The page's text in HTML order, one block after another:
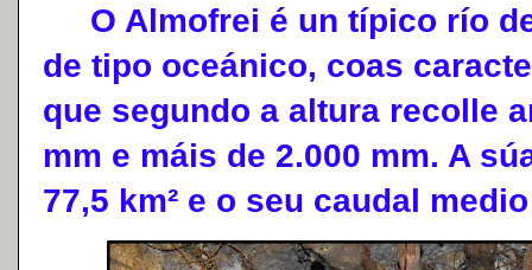
O Almofrei é un típico río
de tipo oceánico, coas
que segundo a altura recolle
mm e máis de 2.000 mm. A
77,5 km² e o seu caudal